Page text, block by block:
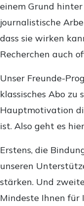
einem Grund
journalistische
dass sie wirken
Recherchen auch
Unser Freunde-
klassisches Abo zu
Hauptmotivation
ist. Also geht es
Erstens, die
unseren
stärken. Und
Mindeste Ihnen